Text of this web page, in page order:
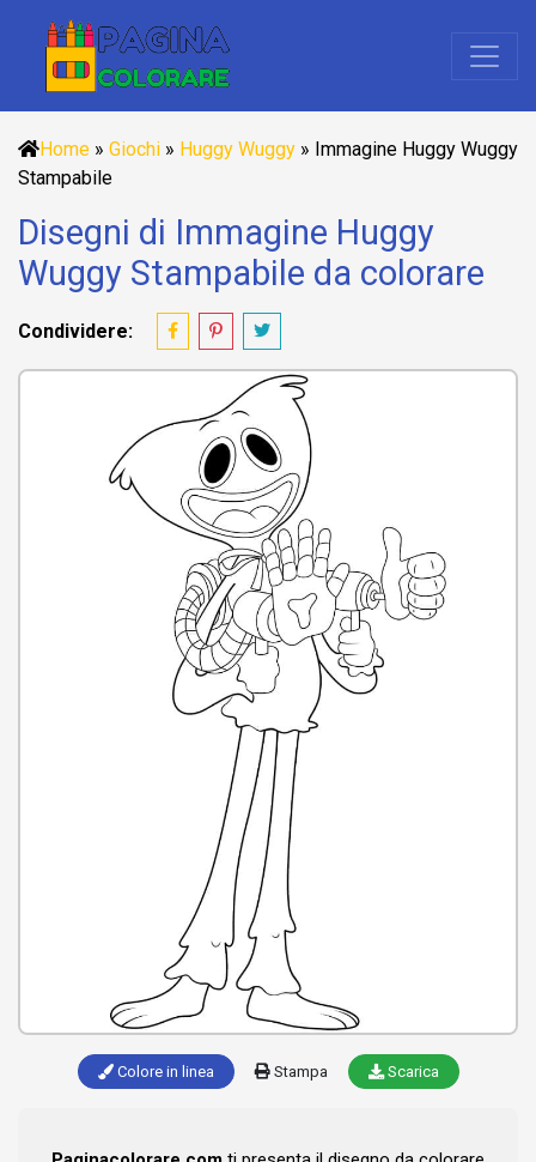
Home » Giochi » Huggy Wuggy » Immagine Huggy Wuggy
Stampabile
Disegni di Immagine Huggy
Wuggy Stampabile da colorare
Condividere:
Colore in linea Stampa Scarica